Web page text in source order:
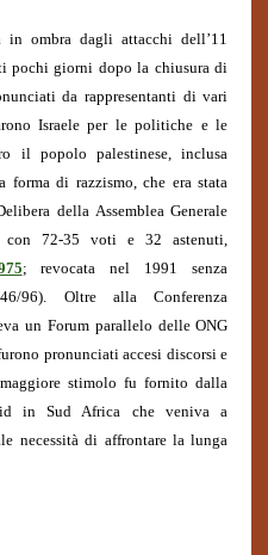
in ombra dagli attacchi dell’11
pochi giorni dopo la chiusura di
da rappresentanti di vari
Israele per le politiche e le
il popolo palestinese, inclusa
forma di razzismo, che era stata
della Assemblea Generale
con 72-35 voti e 32 astenuti,
; revocata nel 1991 senza
96). Oltre alla Conferenza
un Forum parallelo delle ONG
pronunciati accesi discorsi e
stimolo fu fornito dalla
in Sud Africa che veniva a
necessità di affrontare la lunga